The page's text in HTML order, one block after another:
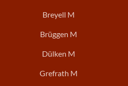
Breyell M
Brüggen M
Dülken M
Grefrath M